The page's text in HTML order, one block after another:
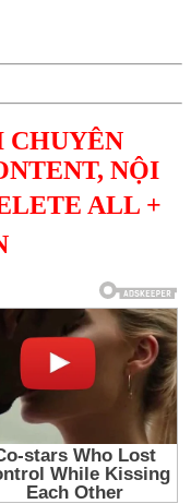
CHUYÊN
NỘI
ALL +